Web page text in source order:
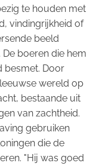
te houden met
vindingrijkheid of
beeld
boeren die hem
besmet. Door
wereld op
bestaande uit
van zachtheid.
gebruiken
die de
"Hij was goed